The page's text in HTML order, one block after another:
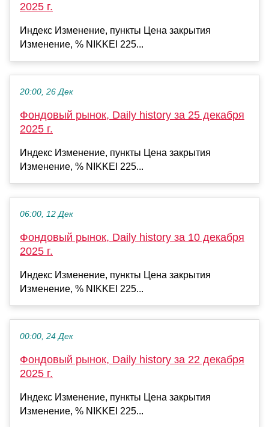
2025 г.
Индекс Изменение, пункты Цена закрытия
Изменение, % NIKKEI 225...
20:00, 26 Дек
Фондовый рынок, Daily history за 25 декабря
2025 г.
Индекс Изменение, пункты Цена закрытия
Изменение, % NIKKEI 225...
06:00, 12 Дек
Фондовый рынок, Daily history за 10 декабря
2025 г.
Индекс Изменение, пункты Цена закрытия
Изменение, % NIKKEI 225...
00:00, 24 Дек
Фондовый рынок, Daily history за 22 декабря
2025 г.
Индекс Изменение, пункты Цена закрытия
Изменение, % NIKKEI 225...